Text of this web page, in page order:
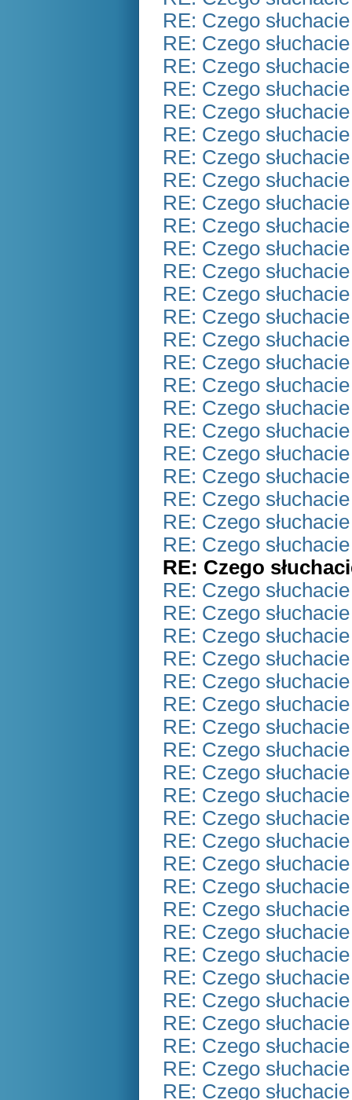
RE: Czego
RE: Czego
RE: Czego
RE: Czego
RE: Czego
RE: Czego
RE: Czego
RE: Czego
RE: Czego
RE: Czego
RE: Czego
RE: Czego
RE: Czego
RE: Czego
RE: Czego
RE: Czego
RE: Czego
RE: Czego
RE: Czego
RE: Czego
RE: Czego
RE: Czego
RE: Czego
RE: Czego
RE: Czego
RE: Czego
RE: Czego
RE: Czego
RE: Czego
RE: Czego
RE: Czego
RE: Czego
RE: Czego
RE: Czego
RE: Czego
RE: Czego
RE: Czego
RE: Czego
RE: Czego
RE: Czego
RE: Czego
RE: Czego
RE: Czego
RE: Czego
RE: Czego
RE: Czego
RE: Czego
RE: Czego